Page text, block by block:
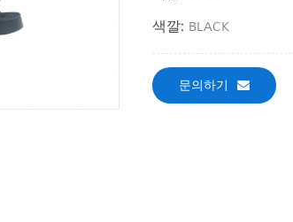
색깔: BLACK
문의하기